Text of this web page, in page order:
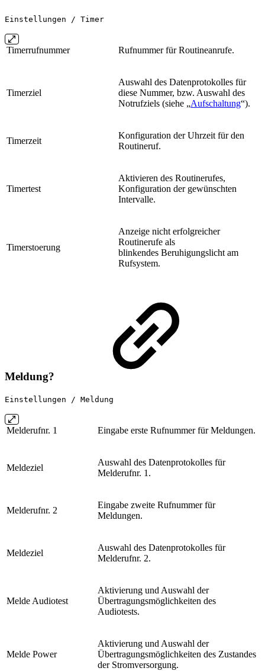
Einstellungen / Timer
Timerrufnummer Rufnummer für Routineanrufe.
Timerziel
Auswahl des Datenprotokolles für
diese Nummer, bzw. Auswahl des
Notrufziels (siehe „Aufschaltung“).
Timerzeit
Konfiguration der Uhrzeit für den
Routineruf.
Timertest
Aktivieren des Routinerufes,
Konfiguration der gewünschten
Intervalle.
Timerstoerung
Anzeige nicht erfolgreicher
Routinerufe als
blinkendes Beruhigungslicht am
Rufsystem.
Meldung?
Einstellungen / Meldung
Melderufnr. 1 Eingabe erste Rufnummer für Meldungen.
Meldeziel
Auswahl des Datenprotokolles für
Melderufnr. 1.
Melderufnr. 2
Eingabe zweite Rufnummer für
Meldungen.
Meldeziel
Auswahl des Datenprotokolles für
Melderufnr. 2.
Melde Audiotest
Aktivierung und Auswahl der
Übertragungsmöglichkeiten des
Audiotests.
Melde Power
Aktivierung und Auswahl der
Übertragungsmöglichkeiten des Zustandes
der Stromversorgung.